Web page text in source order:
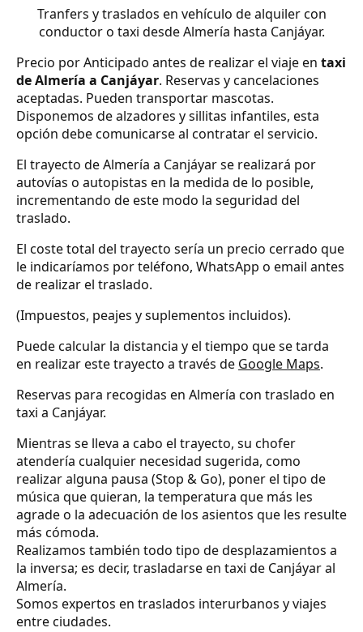
Tranfers y traslados en vehículo de alquiler con
conductor o taxi desde Almería hasta Canjáyar.
Precio por Anticipado antes de realizar el viaje en taxi
de Almería a Canjáyar. Reservas y cancelaciones
aceptadas. Pueden transportar mascotas.
Disponemos de alzadores y sillitas infantiles, esta
opción debe comunicarse al contratar el servicio.
El trayecto de Almería a Canjáyar se realizará por
autovías o autopistas en la medida de lo posible,
incrementando de este modo la seguridad del
traslado.
El coste total del trayecto sería un precio cerrado que
le indicaríamos por teléfono, WhatsApp o email antes
de realizar el traslado.
(Impuestos, peajes y suplementos incluidos).
Puede calcular la distancia y el tiempo que se tarda
en realizar este trayecto a través de Google Maps.
Reservas para recogidas en Almería con traslado en
taxi a Canjáyar.
Mientras se lleva a cabo el trayecto, su chofer
atendería cualquier necesidad sugerida, como
realizar alguna pausa (Stop & Go), poner el tipo de
música que quieran, la temperatura que más les
agrade o la adecuación de los asientos que les resulte
más cómoda.
Realizamos también todo tipo de desplazamientos a
la inversa; es decir, trasladarse en taxi de Canjáyar al
Almería.
Somos expertos en traslados interurbanos y viajes
entre ciudades.